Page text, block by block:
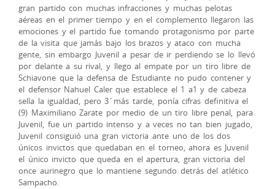
gran partido con muchas infracciones y muchas pelotas
aéreas en el primer tiempo y en el complemento llegaron las
emociones y el partido fue tomando protagonismo por parte
de la visita que jamás bajo los brazos y ataco con mucha
gente, sin embargo Juvenil a pesar de ir perdiendo se lo llevó
por delante a su rival, y llego al empate por un tiro libre de
Schiavone que la defensa de Estudiante no pudo contener y
el defensor Nahuel Caler que establece el 1 a1 y de cabeza
sella la igualdad, pero 3´más tarde, ponía cifras definitiva el
(9) Maximiliano Zarate por medio de un tiro libre penal, para
Juvenil, fue un partido intenso y a veces no tan bien jugado,
Juvenil consiguió una gran victoria ante uno de los dos
únicos invictos que quedaban en el torneo, ahora es Juvenil
el único invicto que queda en el apertura, gran victoria del
once aurinegro que lo mantiene segundo detrás del atlético
Sampacho.